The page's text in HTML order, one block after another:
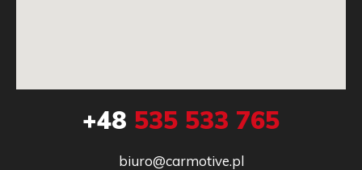
+48 535 533 765
biuro@carmotive.pl